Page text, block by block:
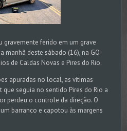
ferido em um grave
manhã deste sábado (16), na GO-
de Caldas Novas e Pires do Rio.
apuradas no local, as vítimas
seguia no sentido Pires do Rio a
perdeu o controle da direção. O
barranco e capotou às margens